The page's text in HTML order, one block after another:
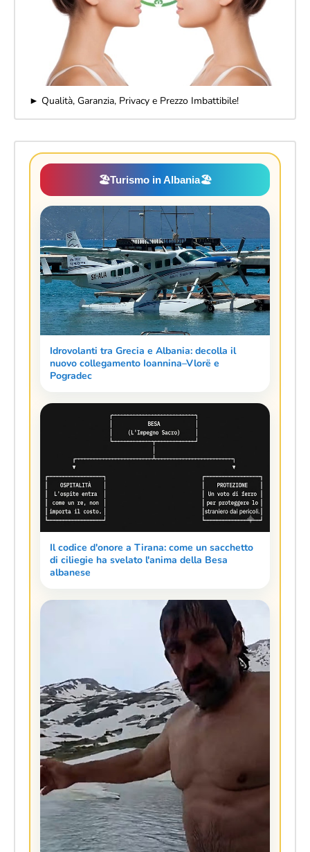
► Qualità, Garanzia, Privacy e Prezzo Imbattibile!
🏖️Turismo in Albania🏖️
Idrovolanti tra Grecia e Albania: decolla il
nuovo collegamento Ioannina–Vlorë e
Pogradec
Il codice d'onore a Tirana: come un sacchetto
di ciliegie ha svelato l'anima della Besa
albanese